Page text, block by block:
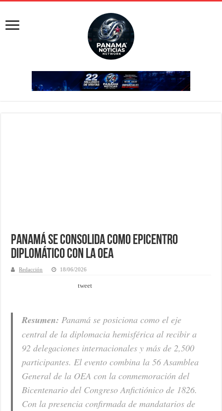
Panamá se consolida como epicentro
diplomático con la OEA
Redacción 18/06/2026
tweet
Resumen: Panamá se posiciona como el eje
central de la diplomacia hemisférica al recibir a
92 delegaciones internacionales y más de 2,500
participantes. El evento combina la 56 Asamblea
General de la OEA con la conmemoración del
Bicentenario del Congreso Anfictiónico de 1826.
Con la presencia confirmada de mandatarios de